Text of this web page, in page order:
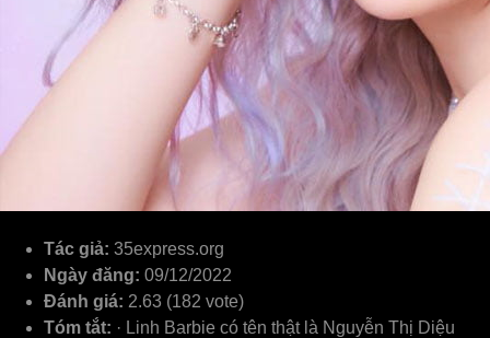
Tác giả: 35express.org
Ngày đăng: 09/12/2022
Đánh giá: 2.63 (182 vote)
Tóm tắt: · Linh Barbie có tên thật là Nguyễn Thị Diệu